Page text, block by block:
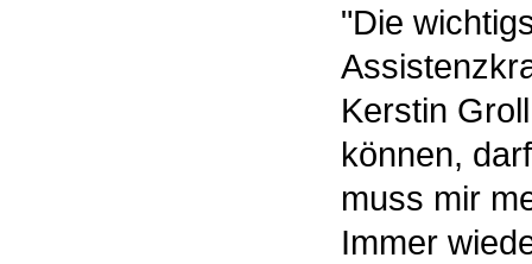
"Die
Kerstin
können,
muss mir
Immer